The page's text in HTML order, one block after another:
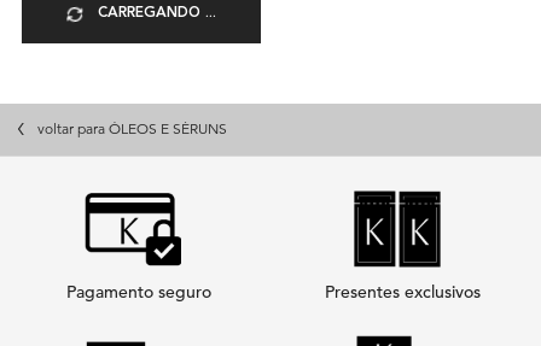
CARREGANDO ...
voltar para ÓLEOS E SÉRUNS
Pagamento seguro Presentes exclusivos